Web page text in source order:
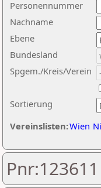
Nachname
Ebene
Sortierung
Personennummer
Bundesland
Spgem./Kreis/Verein
Vereinslisten:Wien